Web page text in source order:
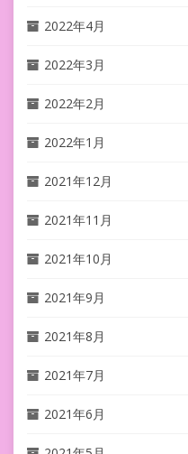
2022年4月
2022年3月
2022年2月
2022年1月
2021年12月
2021年11月
2021年10月
2021年9月
2021年8月
2021年7月
2021年6月